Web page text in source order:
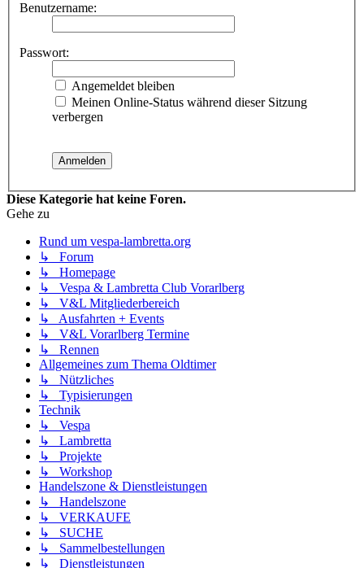
Benutzername:
Passwort:
Angemeldet bleiben
Meinen Online-Status während dieser Sitzung
verbergen
Diese Kategorie hat keine Foren.
Gehe zu
Rund um vespa-lambretta.org
↳ Forum
↳ Homepage
↳ Vespa & Lambretta Club Vorarlberg
↳ V&L Mitgliederbereich
↳ Ausfahrten + Events
↳ V&L Vorarlberg Termine
↳ Rennen
Allgemeines zum Thema Oldtimer
↳ Nützliches
↳ Typisierungen
Technik
↳ Vespa
↳ Lambretta
↳ Projekte
↳ Workshop
Handelszone & Dienstleistungen
↳ Handelszone
↳ VERKAUFE
↳ SUCHE
↳ Sammelbestellungen
↳ Dienstleistungen